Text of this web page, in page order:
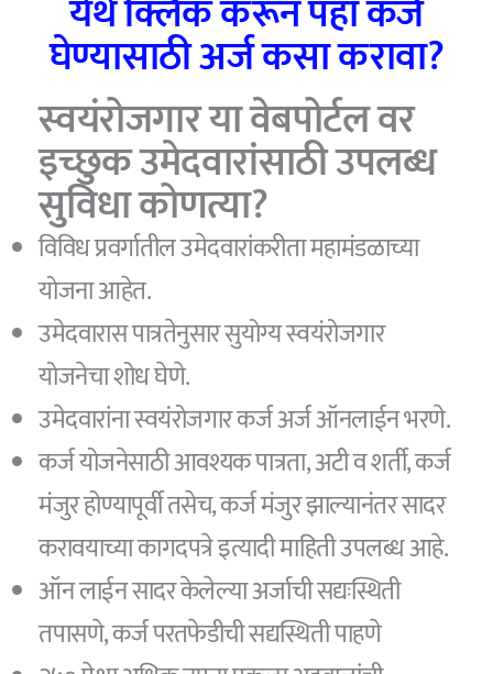
येथे क्लिक करून पहा कर्ज
घेण्यासाठी अर्ज कसा करावा?
स्वयंरोजगार या वेबपोर्टल वर
इच्छुक उमेदवारांसाठी उपलब्ध
सुविधा कोणत्या?
विविध प्रवर्गातील उमेदवारांकरीता महामंडळाच्या
योजना आहेत.
उमेदवारास पात्रतेनुसार सुयोग्य स्वयंरोजगार
योजनेचा शोध घेणे.
उमेदवारांना स्वयंरोजगार कर्ज अर्ज ऑनलाईन भरणे.
कर्ज योजनेसाठी आवश्यक पात्रता, अटी व शर्ती, कर्ज
मंजुर होण्यापूर्वी तसेच, कर्ज मंजुर झाल्यानंतर सादर
करावयाच्या कागदपत्रे इत्यादी माहिती उपलब्ध आहे.
ऑन लाईन सादर केलेल्या अर्जाची सद्यःस्थिती
तपासणे, कर्ज परतफेडीची सद्यस्थिती पाहणे